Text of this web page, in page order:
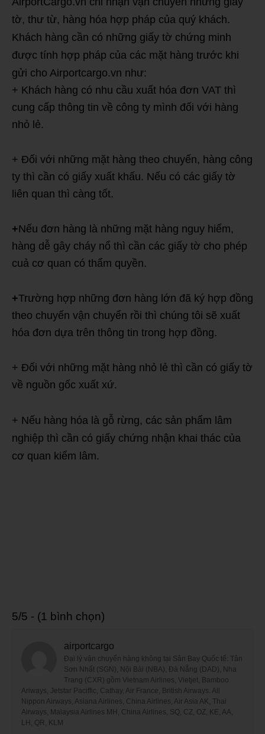
tờ, thư từ, hàng hóa hợp pháp của quý khách.
Khách hàng cần có những giấy tờ chứng minh
được tính hợp pháp của các mặt hàng trước khi
gửi cho Airportcargo.vn như:
+ Khách hàng có nhu cầu xuất hóa đơn VAT thì
cung cấp thông tin về công ty mình đối với hàng
nhỏ lẻ.
+ Đối với những mặt hàng theo chuyến, hàng công
ty thì cần có giấy xuất khấu. Nếu có các giấy tờ
liên quan thì càng tốt.
+Nếu đơn hàng là những mặt hàng nguy hiểm,
hàng dễ gây cháy nổ thì cần các giấy tờ cho phép
cuả cơ quan có thẩm quyền.
+Trường hợp những đơn hàng lớn đã ký hợp đồng
theo chuyến vận chuyển rồi thì chúng tôi sẽ xuất
hóa đơn dựa trên thông tin trong hợp đồng.
+ Đối với những mặt hàng nhỏ lẻ thì cần có giấy tờ
về nguồn gốc xuất xứ.
+ Nếu hàng hóa là gỗ rừng, các sản phẩm lâm
nghiệp thì cần có giấy chứng nhận khai thác của
cơ quan kiểm lâm.
5/5 - (1 bình chọn)
airportcargo
Đại lý vận chuyển hàng không tại Sân Bay Quốc tế: Tân
Sơn Nhất (SGN), Nội Bài (NBA), Đà Nẵng (DAD), Nha
Trang (CXR) gồm Vietnam Airlines, Vietjet, Bamboo
Ariways, Jetstar Paciffic, Cathay, Air France, British Airways. All
Nippon Airways, Asiana Airlines, China Airlines, Air Asia AK, Thai
Airways, Malaysia Airlines MH, China Airlines, SQ, CZ, OZ, KE, AA,
LH, QR, KLM